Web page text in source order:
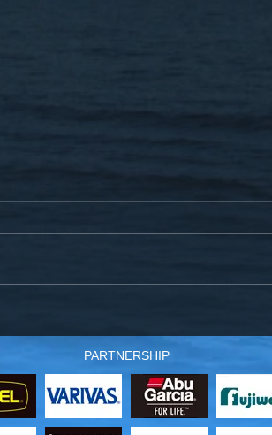
仕掛～製作工程のお知らせ
PARTNERSHIP